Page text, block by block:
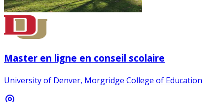
Master en ligne en conseil scolaire
University of Denver, Morgridge College of Education